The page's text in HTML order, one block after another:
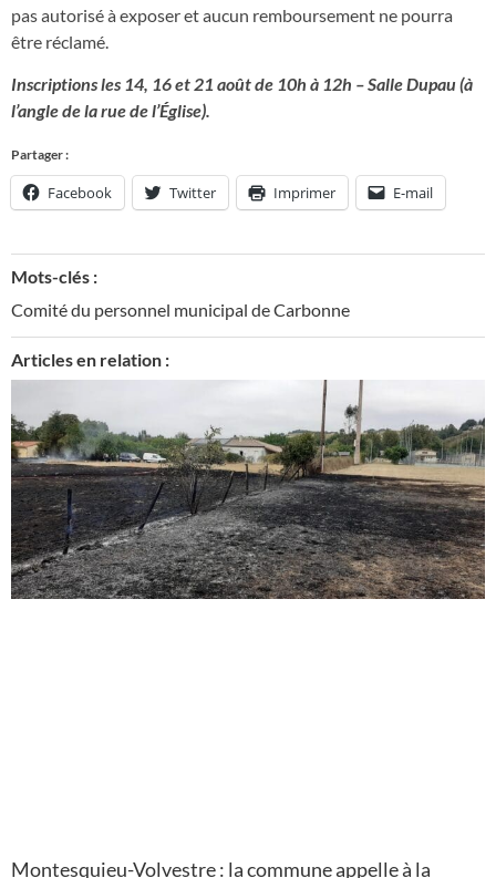
pas autorisé à exposer et aucun remboursement ne pourra
être réclamé.
Inscriptions les 14, 16 et 21 août de 10h à 12h – Salle Dupau (à
l’angle de la rue de l’Église).
Partager :
Facebook Twitter Imprimer E-mail
Mots-clés :
Comité du personnel municipal de Carbonne
Articles en relation :
Montesquieu-Volvestre : la commune appelle à la